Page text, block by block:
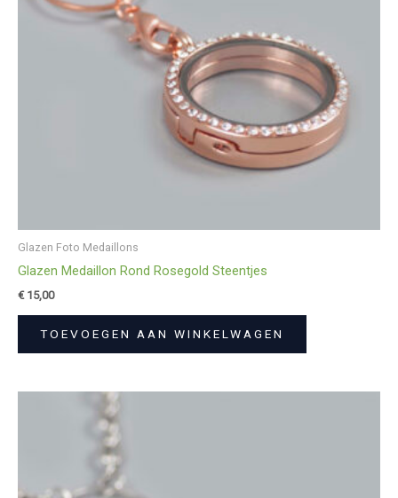
Glazen Foto Medaillons
Glazen Medaillon Rond Rosegold Steentjes
€15,00
TOEVOEGEN AAN WINKELWAGEN